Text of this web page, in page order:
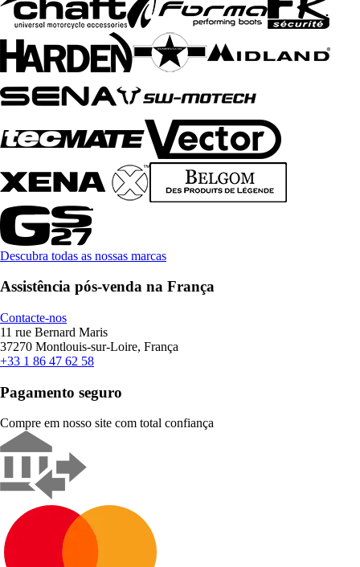
Descubra todas as nossas marcas
Assistência pós-venda na França
Contacte-nos
11 rue Bernard Maris
37270 Montlouis-sur-Loire, França
+33 1 86 47 62 58
Pagamento seguro
Compre em nosso site com total confiança